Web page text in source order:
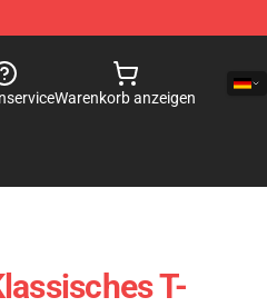
Warenkorb anzeigen
T-